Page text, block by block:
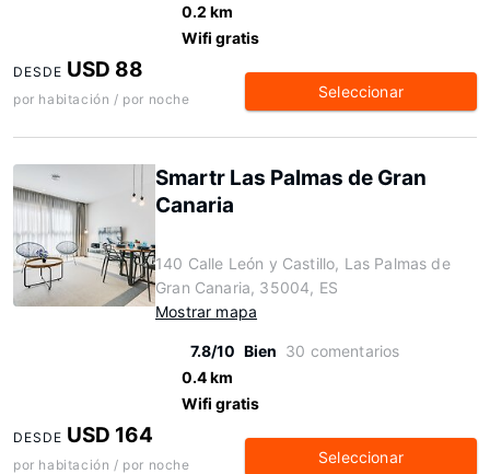
0.2 km
Wifi gratis
DESDE USD 88
por habitación / por noche Seleccionar
Smartr Las Palmas de Gran
Canaria
140 Calle León y Castillo, Las Palmas de
Gran Canaria, 35004, ES
Mostrar mapa
7.8/10 Bien 30 comentarios
0.4 km
Wifi gratis
DESDE USD 164
por habitación / por noche Seleccionar